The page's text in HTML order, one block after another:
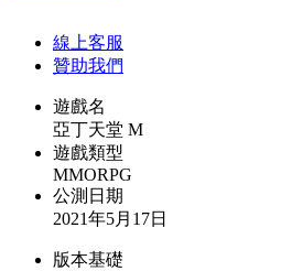
線上客服
贊助我們
遊戲名
亞丁天堂 M
遊戲類型
MMORPG
公測日期
2021年5月17日
版本基礎